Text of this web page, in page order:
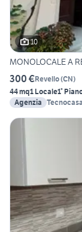
10
MONOLOCALE A
300 €Revello(CN)
44 mq1 Locale1°
Agenzia